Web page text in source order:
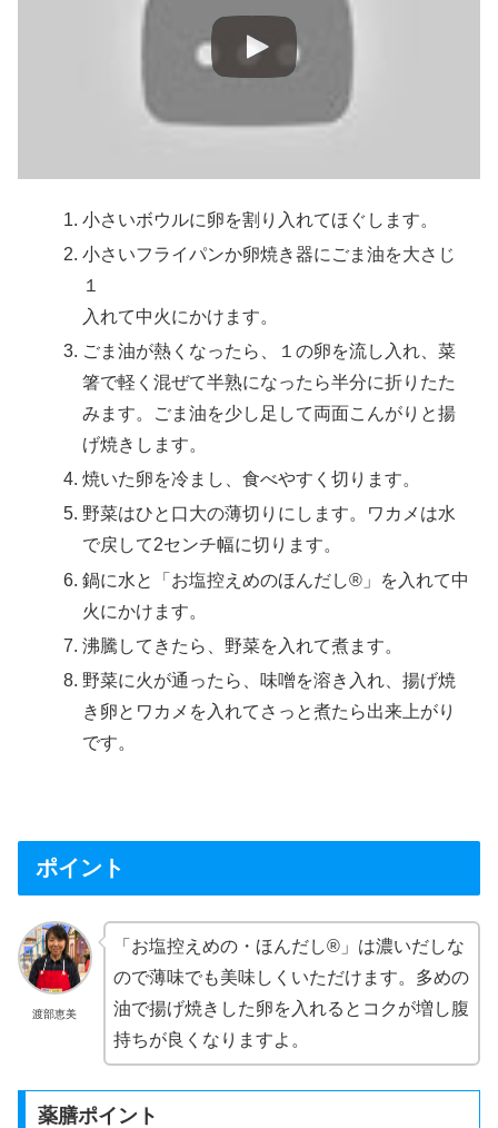
小さいボウルに卵を割り入れてほぐします。
小さいフライパンか卵焼き器にごま油を大さじ
１
入れて中火にかけます。
ごま油が熱くなったら、１の卵を流し入れ、菜
箸で軽く混ぜて半熟になったら半分に折りたた
みます。ごま油を少し足して両面こんがりと揚
げ焼きします。
焼いた卵を冷まし、食べやすく切ります。
野菜はひと口大の薄切りにします。ワカメは水
で戻して2センチ幅に切ります。
鍋に水と「お塩控えめのほんだし®」を入れて中
火にかけます。
沸騰してきたら、野菜を入れて煮ます。
野菜に火が通ったら、味噌を溶き入れ、揚げ焼
き卵とワカメを入れてさっと煮たら出来上がり
です。
ポイント
渡部恵美
「お塩控えめの・ほんだし®」は濃いだしな
ので薄味でも美味しくいただけます。多めの
油で揚げ焼きした卵を入れるとコクが増し腹
持ちが良くなりますよ。
薬膳ポイント